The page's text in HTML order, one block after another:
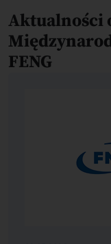
Aktualności
FENG